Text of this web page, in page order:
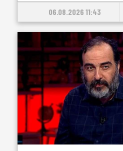
06.08.2026 11:43